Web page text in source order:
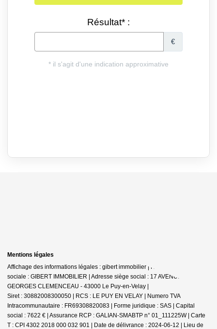
Mentions légales
Affichage des informations légales : gibert immobilier | Raison
sociale : GIBERT IMMOBILIER | Adresse siège social : 17 AVENUE
GEORGES CLEMENCEAU - 43000 Le Puy-en-Velay |
Siret : 30882008300050 | RCS : LE PUY EN VELAY | Numero TVA
Intracommunautaire : FR69308820083 | Forme juridique : SAS | Capital
social : 7622 € | Assurance RCP : GALIAN-SMABTP n° 01_111225W | Carte
T : CPI 4302 2018 000 032 901 | Date de délivrance : 2024-06-12 | Lieu de